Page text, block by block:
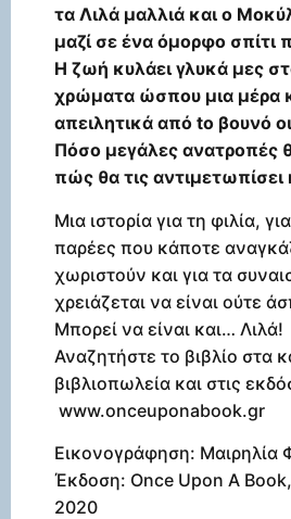
τα Λιλά μαλλιά και ο
μαζί σε ένα όμορφο
Η ζωή κυλάει γλυκά μες
χρώματα ώσπου μια μέρα
απειλητικά από to βουνό
Πόσο μεγάλες ανατροπές
πώς θα τις αντιμετωπίσει
Μια ιστορία για τη φιλία,
παρέες που κάποτε
χωριστούν και για τα
χρειάζεται να είναι ούτε
Μπορεί να είναι και… Λιλά!
Αναζητήστε το βιβλίο στα
βιβλιοπωλεία και στις
www.onceuponabook.gr
Εικονογράφηση: Μαιρηλία
Έκδοση: Once Upon A
2020